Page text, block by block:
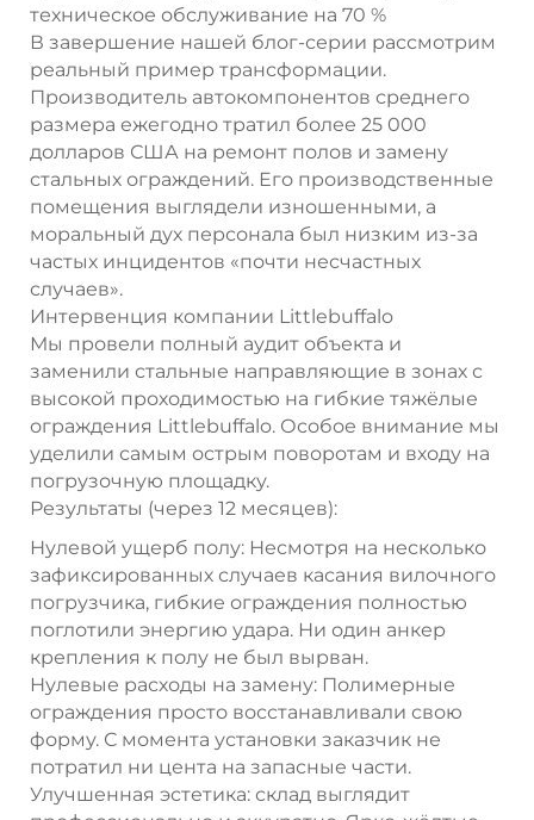
техническое обслуживание на 70 %
В завершение нашей блог-серии рассмотрим
реальный пример трансформации.
Производитель автокомпонентов среднего
размера ежегодно тратил более 25 000
долларов США на ремонт полов и замену
стальных ограждений. Его производственные
помещения выглядели изношенными, а
моральный дух персонала был низким из-за
частых инцидентов «почти несчастных
случаев».
Интервенция компании Littlebuffalo
Мы провели полный аудит объекта и
заменили стальные направляющие в зонах с
высокой проходимостью на гибкие тяжёлые
ограждения Littlebuffalo. Особое внимание мы
уделили самым острым поворотам и входу на
погрузочную площадку.
Результаты (через 12 месяцев):
Нулевой ущерб полу: Несмотря на несколько
зафиксированных случаев касания вилочного
погрузчика, гибкие ограждения полностью
поглотили энергию удара. Ни один анкер
крепления к полу не был вырван.
Нулевые расходы на замену: Полимерные
ограждения просто восстанавливали свою
форму. С момента установки заказчик не
потратил ни цента на запасные части.
Улучшенная эстетика: склад выглядит